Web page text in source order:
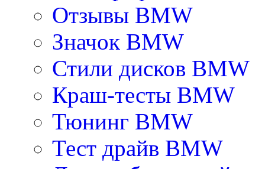
Отзывы BMW
Значок BMW
Стили дисков BMW
Краш-тесты BMW
Тюнинг BMW
Тест драйв BMW